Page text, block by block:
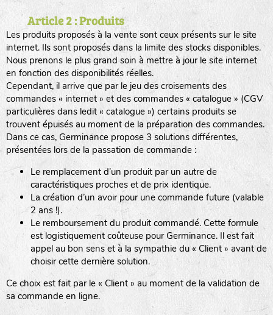
Article 2 : Produits
Les produits proposés à la vente sont ceux présents sur le site
internet. Ils sont proposés dans la limite des stocks disponibles.
Nous prenons le plus grand soin à mettre à jour le site internet
en fonction des disponibilités réelles.
Cependant, il arrive que par le jeu des croisements des
commandes « internet » et des commandes « catalogue » (CGV
particulières dans ledit « catalogue ») certains produits se
trouvent épuisés au moment de la préparation des commandes.
Dans ce cas, Germinance propose 3 solutions différentes,
présentées lors de la passation de commande :
Le remplacement d’un produit par un autre de
caractéristiques proches et de prix identique.
La création d’un avoir pour une commande future (valable
2 ans !).
Le remboursement du produit commandé. Cette formule
est logistiquement coûteuse pour Germinance. Il est fait
appel au bon sens et à la sympathie du « Client » avant de
choisir cette dernière solution.
Ce choix est fait par le « Client » au moment de la validation de
sa commande en ligne.